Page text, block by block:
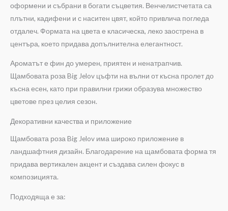
оформени и събрани в богати съцветия. Венчелистчетата са
плътни, кадифени и с наситен цвят, който привлича погледа
отдалеч. Формата на цвета е класическа, леко заострена в
центъра, което придава допълнителна елегантност.
Ароматът е фин до умерен, приятен и ненатрапчив.
Щамбовата роза Big Jelov цъфти на вълни от късна пролет до
късна есен, като при правилни грижи образува множество
цветове през целия сезон.
Декоративни качества и приложение
Щамбовата роза Big Jelov има широко приложение в
ландшафтния дизайн. Благодарение на щамбовата форма тя
придава вертикален акцент и създава силен фокус в
композицията.
Подходяща е за: